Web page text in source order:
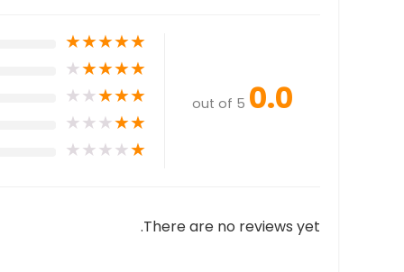
0.0
out of 5
★
★
★
★
★
★
★
★
★
★
★
★
★
★
★
★
★
★
★
★
★
★
★
★
★
There are no reviews yet.